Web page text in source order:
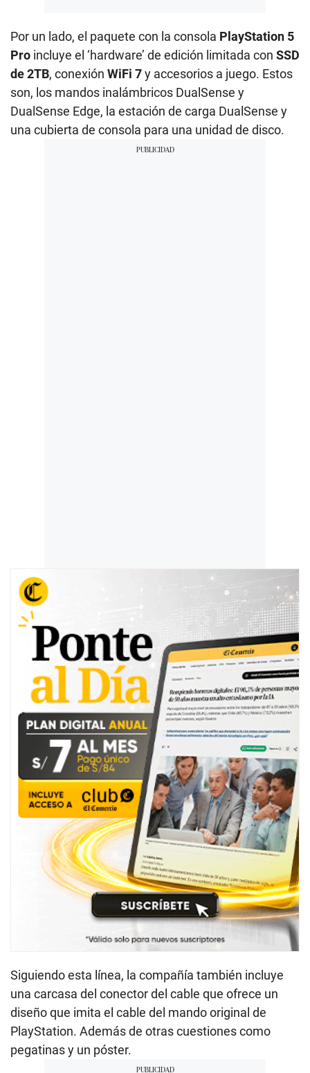
Por un lado, el paquete con la consola PlayStation 5
Pro incluye el ‘hardware’ de edición limitada con SSD
de 2TB, conexión WiFi 7y accesorios a juego. Estos
son, los mandos inalámbricos DualSense y
DualSense Edge, la estación de carga DualSense y
una cubierta de consola para una unidad de disco.
Siguiendo esta línea, la compañía también incluye
una carcasa del conector del cable que ofrece un
diseño que imita el cable del mando original de
PlayStation. Además de otras cuestiones como
pegatinas y un póster.